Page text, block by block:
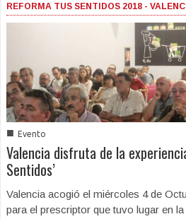
REFORMA TUS SENTIDOS 2018 -
■ Evento
Valencia disfruta de la
Sentidos’
Valencia acogió el miércoles 4 de
para el prescriptor que tuvo lugar en